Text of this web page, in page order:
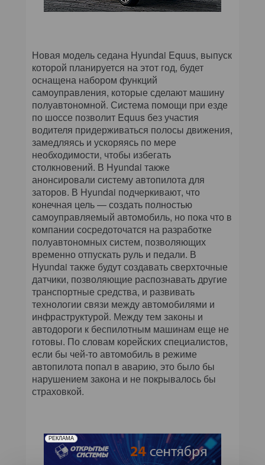
Новая модель седана Hyundai Equus, выпуск
которой планируется на этот год, будет
оснащена набором функций
самоуправления, которые сделают машину
полуавтономной. Система помощи при езде
по шоссе позволит Equus без участия
водителя придерживаться полосы движения,
замедляясь и ускоряясь по мере
необходимости, чтобы избегать
столкновений. В Hyundai также
анонсировали систему автопилота для
заторов. В Hyundai подчеркивают, что
конечная цель — создать полностью
самоуправляемый автомобиль, но пока что в
компании сосредоточатся на разработке
полуавтономных систем, позволяющих
временно отпускать руль и педали. В
Hyundai также будут создавать сверхточные
датчики, позволяющие распознавать другие
транспортные средства, и развивать
технологии связи между автомобилями и
инфраструктурой. Между тем законы и
автодороги к беспилотным машинам еще не
готовы. По словам корейских специалистов,
если бы чей-то автомобиль в режиме
автопилота попал в аварию, это было бы
нарушением закона и не покрывалось бы
страховкой.
РЕКЛАМА